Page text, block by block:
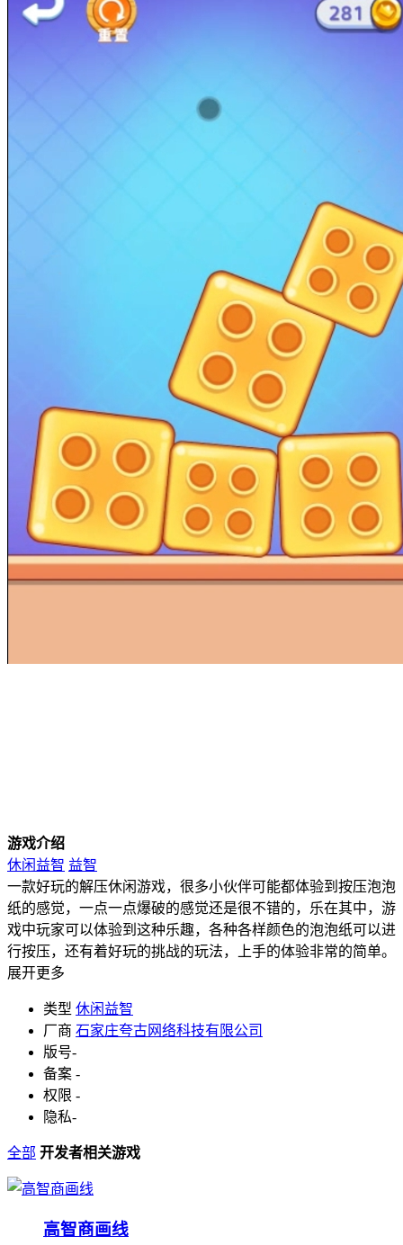
游戏介绍
休闲益智 益智
一款好玩的解压休闲游戏，很多小伙伴可能都体验到按压泡泡
纸的感觉，一点一点爆破的感觉还是很不错的，乐在其中，游
戏中玩家可以体验到这种乐趣，各种各样颜色的泡泡纸可以进
行按压，还有着好玩的挑战的玩法，上手的体验非常的简单。
展开更多
类型 休闲益智
厂商 石家庄夸古网络科技有限公司
版号-
备案 -
权限 -
隐私-
全部 开发者相关游戏
高智商画线